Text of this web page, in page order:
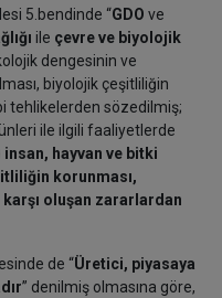
5.bendinde “GDO ve
ile çevre ve biyolojik
dengesinin ve
biyolojik çeşitliliğin
tehlikelerden sözedilmiş;
ile ilgili faaliyetlerde
insan, hayvan ve bitki
korunması,
oluşan zararlardan
de “Üretici, piyasaya
” denilmiş olmasına göre,